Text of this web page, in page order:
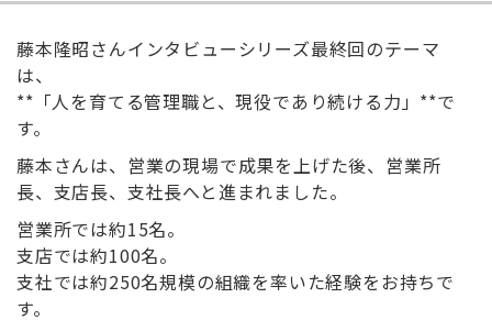
藤本隆昭さんインタビューシリーズ最終回のテーマ
は、
**「人を育てる管理職と、現役であり続ける力」**で
す。
藤本さんは、営業の現場で成果を上げた後、営業所
長、支店長、支社長へと進まれました。
営業所では約15名。
支店では約100名。
支社では約250名規模の組織を率いた経験をお持ちで
す。